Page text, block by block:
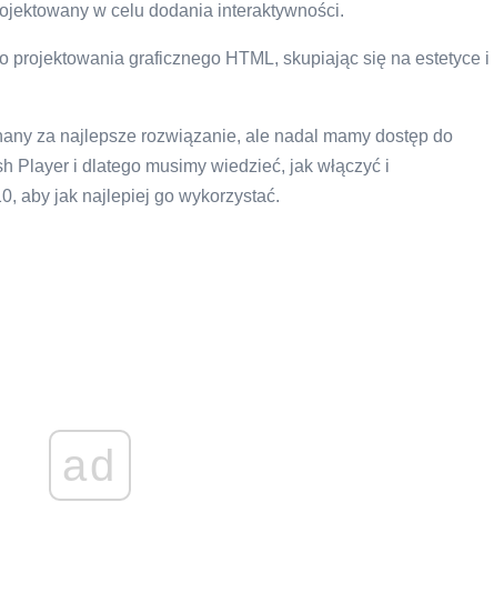
w celu dodania interaktywności.
projektowania graficznego HTML, skupiając się na estetyce i
za najlepsze rozwiązanie, ale nadal mamy dostęp do
Player i dlatego musimy wiedzieć, jak włączyć i
aby jak najlepiej go wykorzystać.
ad